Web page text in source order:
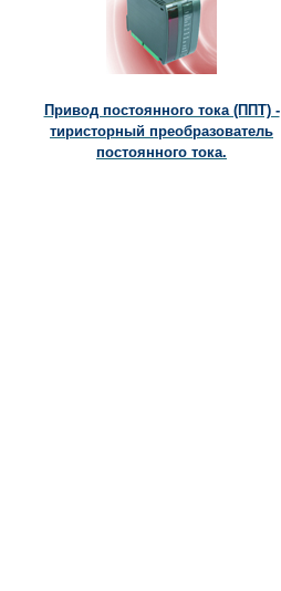
Привод постоянного тока (ППТ) -
тиристорный преобразователь
постоянного тока.